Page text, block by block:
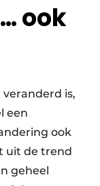
ook
is,
een
ook
uit de trend
geheel